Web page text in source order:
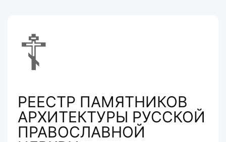
☦
РЕЕСТР ПАМЯТНИКОВ
АРХИТЕКТУРЫ РУССКОЙ
ПРАВОСЛАВНОЙ